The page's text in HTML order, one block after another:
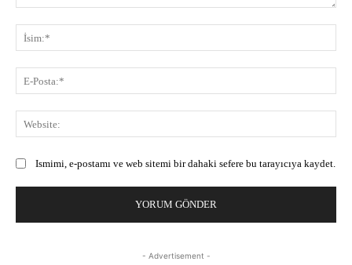
Ismimi, e-postamı ve web sitemi bir dahaki sefere bu tarayıcıya kaydet.
- Advertisement -